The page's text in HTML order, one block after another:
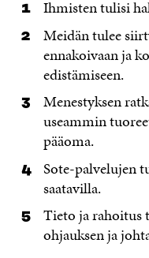
Ihmisten tulisi
Meidän tulee
ennakoivaan ja
edistämiseen.
Menestyksen
useammin
pääoma.
Sote-palvelujen
saatavilla.
Tieto ja rahoitus
ohjauksen ja